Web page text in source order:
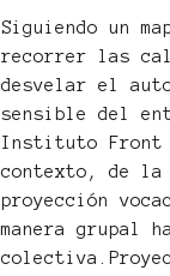
Siguiendo un
recorrer las
desvelar el
sensible del
Instituto Front
contexto, de
proyección
manera grupal